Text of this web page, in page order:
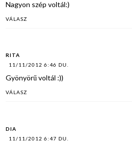
Nagyon szép voltál:)
VÁLASZ
RITA
11/11/2012 6:46 DU.
Gyönyörű voltál :))
VÁLASZ
DIA
11/11/2012 6:47 DU.